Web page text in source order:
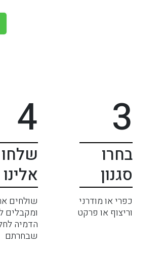
3
בחרו
סגנון
כפרי או מודרני
וריצוף או פרקט
4
שלחו
אלינו
שולחים
ומקבלים
הדמיה
שבחרתם